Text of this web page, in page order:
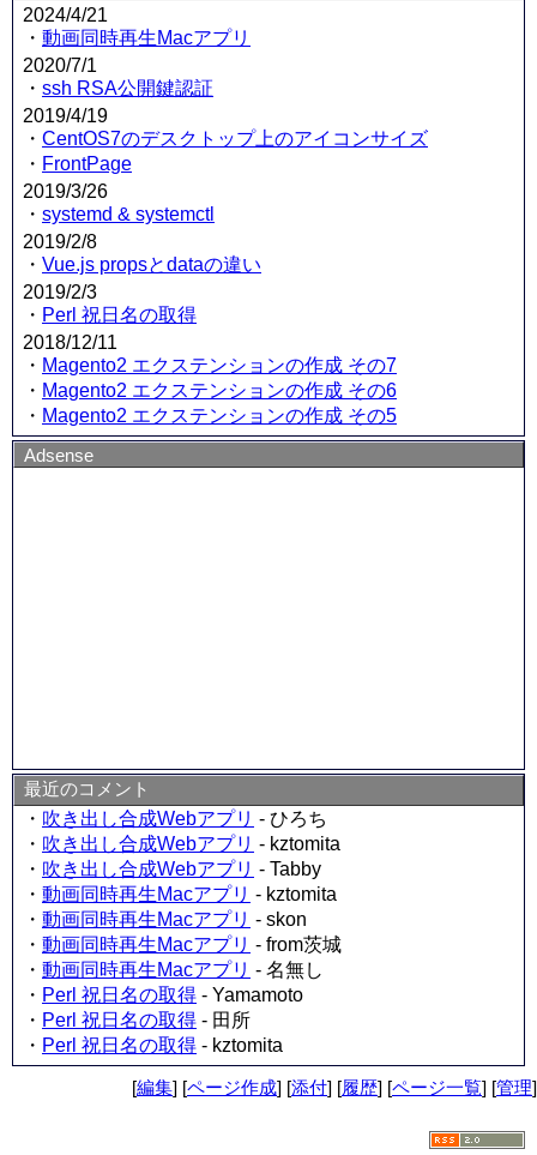
2024/4/21
・ 動画同時再生Macアプリ
2020/7/1
・ ssh RSA公開鍵認証
2019/4/19
・ CentOS7のデスクトップ上のアイコンサイズ
・ FrontPage
2019/3/26
・ systemd & systemctl
2019/2/8
・ Vue.js propsとdataの違い
2019/2/3
・ Perl 祝日名の取得
2018/12/11
・ Magento2 エクステンションの作成 その7
・ Magento2 エクステンションの作成 その6
・ Magento2 エクステンションの作成 その5
Adsense
最近のコメント
・ 吹き出し合成Webアプリ - ひろち
・ 吹き出し合成Webアプリ - kztomita
・ 吹き出し合成Webアプリ - Tabby
・ 動画同時再生Macアプリ - kztomita
・ 動画同時再生Macアプリ - skon
・ 動画同時再生Macアプリ - from茨城
・ 動画同時再生Macアプリ - 名無し
・ Perl 祝日名の取得 - Yamamoto
・ Perl 祝日名の取得 - 田所
・ Perl 祝日名の取得 - kztomita
[編集] [ページ作成] [添付] [履歴] [ページ一覧] [管理]